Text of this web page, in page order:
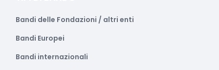
Bandi delle Fondazioni / altri enti
Bandi Europei
Bandi internazionali